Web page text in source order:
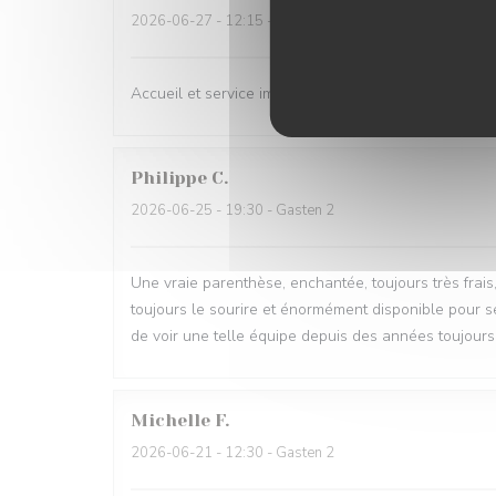
2026-06-27 - 12:15 - Gasten 8
Accueil et service impeccable. Environnement
Philippe C
2026-06-25 - 19:30 - Gasten 2
Une vraie parenthèse, enchantée, toujours très
toujours le sourire et énormément disponible pour
de voir une telle équipe depuis des années
Michelle F
2026-06-21 - 12:30 - Gasten 2